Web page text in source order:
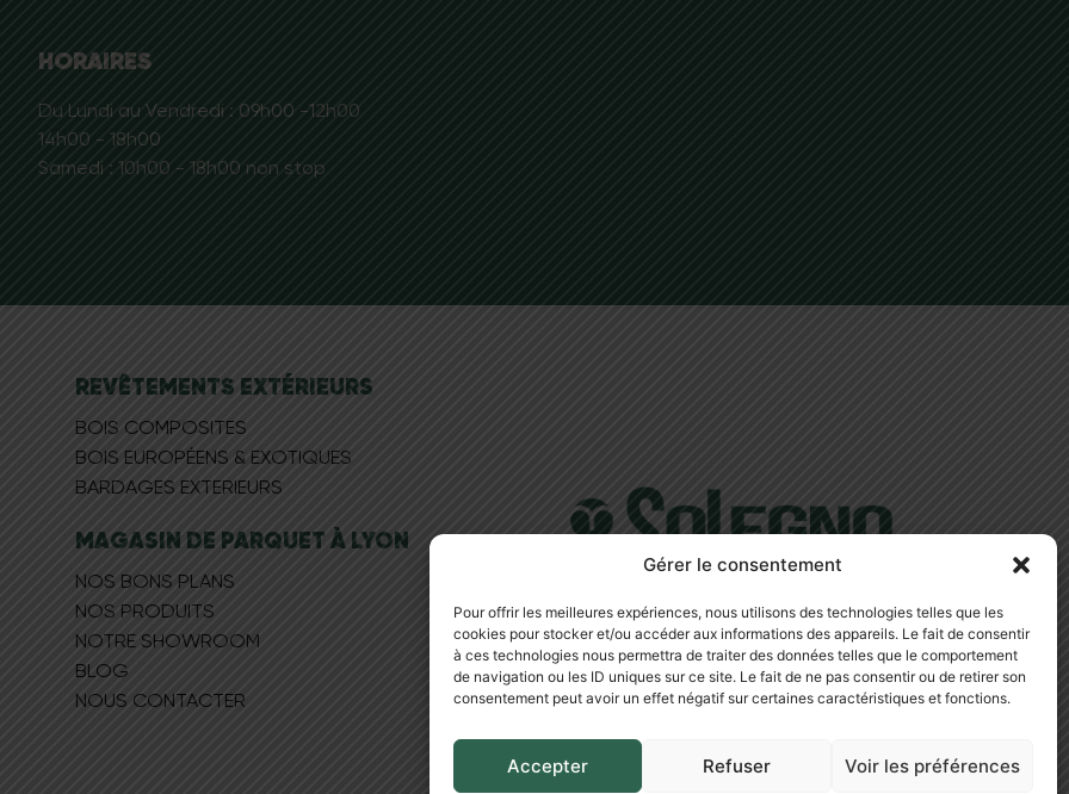
Gérer le consentement
Pour offrir les meilleures expériences, nous utilisons des technologies telles que les
cookies pour stocker et/ou accéder aux informations des appareils. Le fait de consentir
à ces technologies nous permettra de traiter des données telles que le comportement
de navigation ou les ID uniques sur ce site. Le fait de ne pas consentir ou de retirer son
consentement peut avoir un effet négatif sur certaines caractéristiques et fonctions.
Accepter Refuser Voir les préférences
HORAIRES
Du Lundi au Vendredi : 09h00 -12h00
14h00 - 18h00
Samedi : 10h00 - 18h00 non stop
REVÊTEMENTS EXTÉRIEURS
BOIS COMPOSITES
BOIS EUROPÉEN​S & EXOTIQUES
BARDAGES EXTERIEURS
MAGASIN DE PARQUET À LYON
NOS BONS PLANS
NOS PRODUITS
NOTRE SHOWROOM
BLOG
NOUS CONTACTER